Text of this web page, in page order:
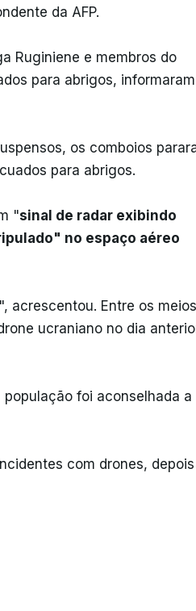
da AFP.
Ruginiene e membros do
para abrigos,
os comboios
para abrigos.
"sinal de radar exibindo
no espaço aéreo
acrescentou. Entre os meios
ucraniano no dia
foi aconselhada a
com drones,